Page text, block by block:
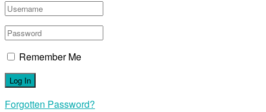
Remember Me
Forgotten Password?